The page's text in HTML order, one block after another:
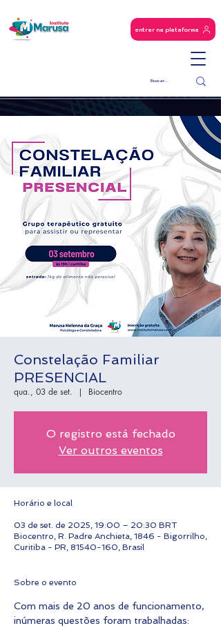
entrar na plataforma
Constelação Familiar
PRESENCIAL
qua., 03 de set.
  |
Biocentro
O registro está fechado
Ver outros eventos
Horário e local
03 de set. de 2025, 19:00 – 20:30 BRT
Biocentro, R. Padre Anchieta, 1846 - Bigorrilho,
Curitiba - PR, 81540-160, Brasil
Sobre o evento
Com mais de 20 anos de funcionamento,
inúmeras questões foram trabalhadas: